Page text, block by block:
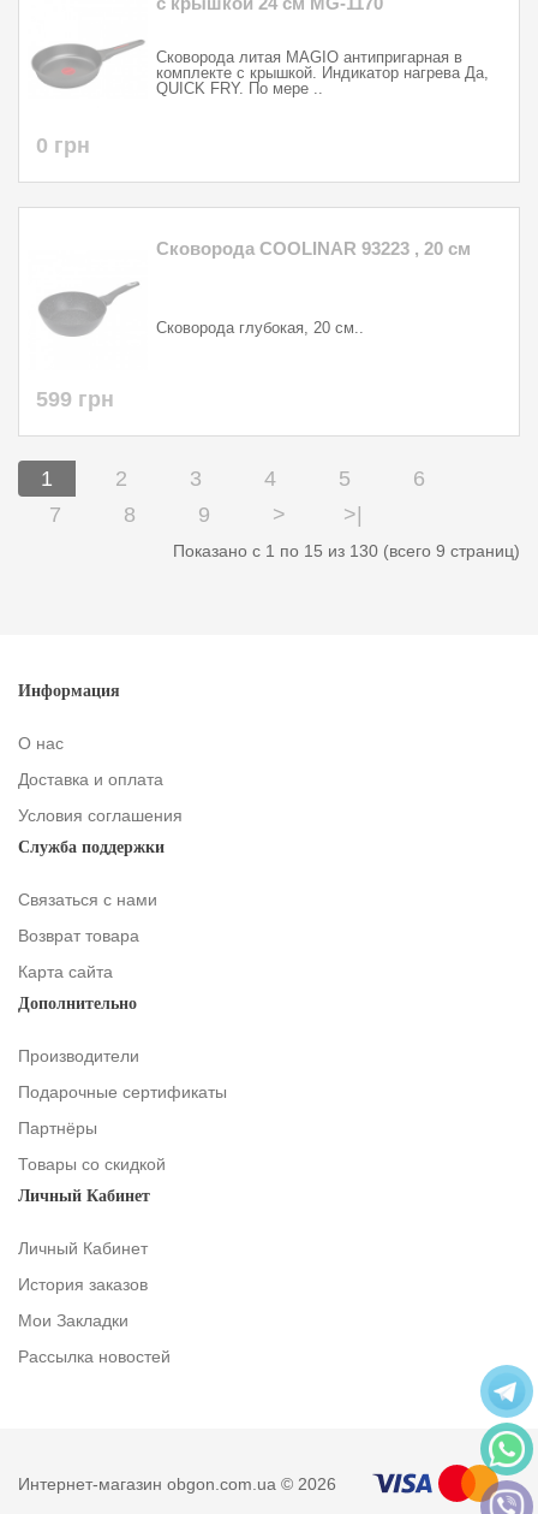
Сковорода литая MAGIO антипригарная в
комплекте с крышкой. Индикатор нагрева Да,
QUICK FRY. По мере ..
0 грн
Сковорода COOLINAR 93223 , 20 см
Сковорода глубокая, 20 см..
599 грн
1 2 3 4 5
6
7
8 9 > >|
Показано с 1 по 15 из 130 (всего 9 страниц)
Информация
О нас
Доставка и оплата
Условия соглашения
Служба поддержки
Связаться с нами
Возврат товара
Карта сайта
Дополнительно
Производители
Подарочные сертификаты
Партнёры
Товары со скидкой
Личный Кабинет
Личный Кабинет
История заказов
Мои Закладки
Рассылка новостей
Интернет-магазин obgon.com.ua © 2026